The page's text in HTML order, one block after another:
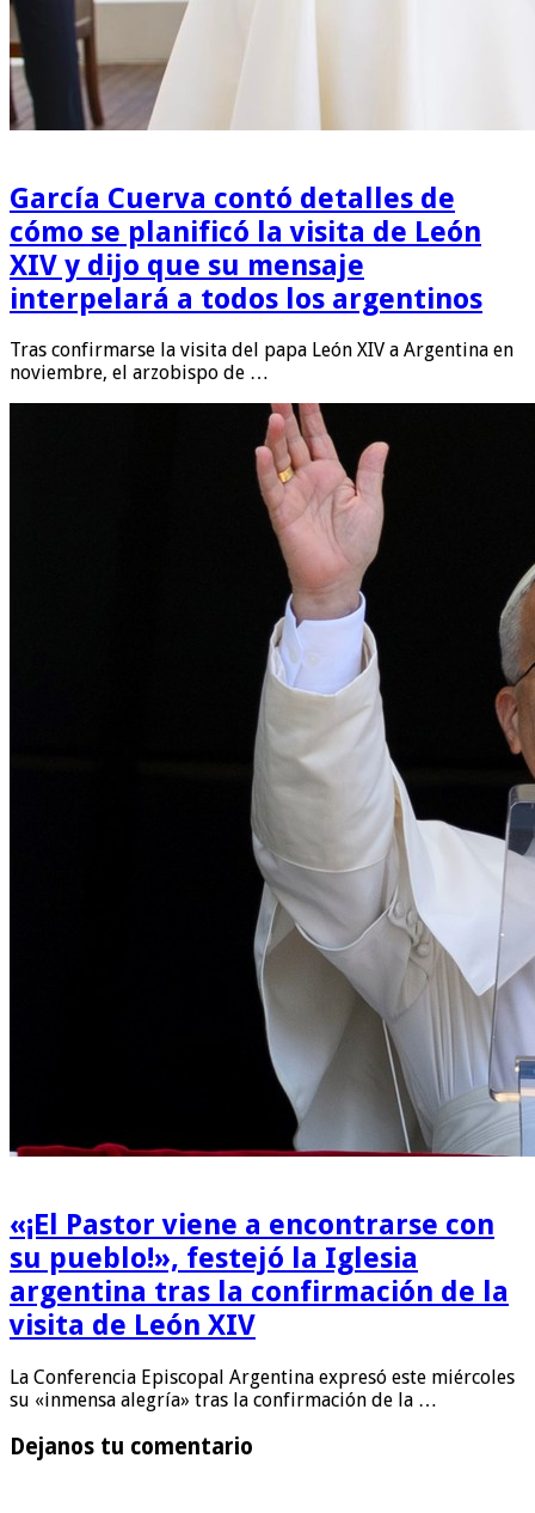
García Cuerva contó detalles de
cómo se planificó la visita de León
XIV y dijo que su mensaje
interpelará a todos los argentinos
Tras confirmarse la visita del papa León XIV a Argentina en
noviembre, el arzobispo de …
«¡El Pastor viene a encontrarse con
su pueblo!», festejó la Iglesia
argentina tras la confirmación de la
visita de León XIV
La Conferencia Episcopal Argentina expresó este miércoles
su «inmensa alegría» tras la confirmación de la …
Dejanos tu comentario